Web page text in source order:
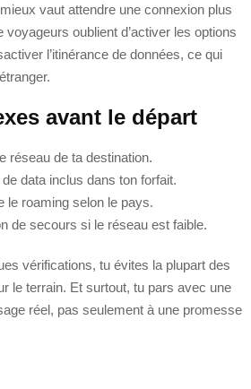
vaut attendre une connexion plus
oublient d’activer les options
l’itinérance de données, ce qui
avant le départ
réseau de ta destination.
data inclus dans ton forfait.
le roaming selon le pays.
de secours si le réseau est faible.
vérifications, tu évites la plupart des
le terrain. Et surtout, tu pars avec une
réel, pas seulement à une promesse